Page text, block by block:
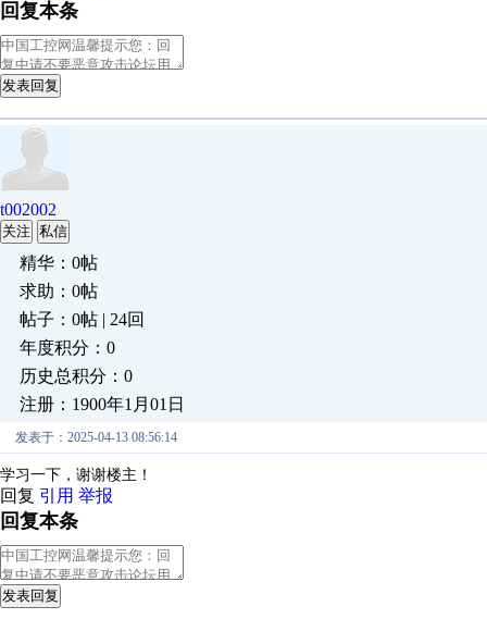
回复本条
发表回复
t002002
关注 私信
精华：0帖
求助：0帖
帖子：0帖 | 24回
年度积分：0
历史总积分：0
注册：1900年1月01日
发表于：2025-04-13 08:56:14
学习一下，谢谢楼主！
回复 引用 举报
回复本条
发表回复